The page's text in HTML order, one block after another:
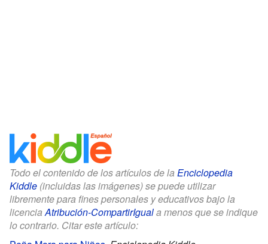
Todo el contenido de los artículos de la Enciclopedia
Kiddle (incluidas las imágenes) se puede utilizar
libremente para fines personales y educativos bajo la
licenciaAtribución-CompartirIguala menos que se indique
lo contrario. Citar este artículo: